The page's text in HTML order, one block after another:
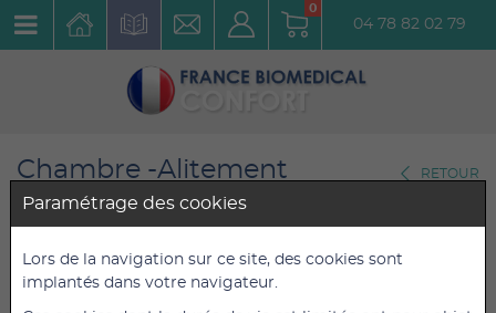
0
04 78 82 02 79
Chambre -Alitement
Sécurité au lit
RETOUR
Barre Latérale avec potence
Gripo
Paramétrage des cookies
Lors de la navigation sur ce site, des cookies sont
implantés dans votre navigateur.